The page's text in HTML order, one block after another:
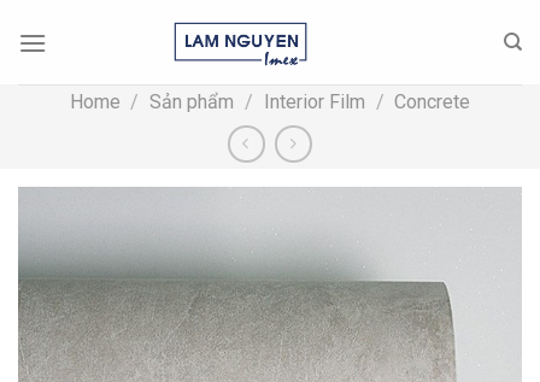
Home / Sản phẩm / Interior Film / Concrete